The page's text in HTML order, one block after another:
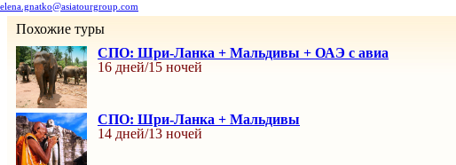
elena.gnatko@asiatourgroup.com
Похожие туры
СПО: Шри-Ланка + Мальдивы + ОАЭ с авиа
16 дней/15 ночей
СПО: Шри-Ланка + Мальдивы
14 дней/13 ночей